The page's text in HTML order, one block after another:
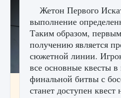
Все новые функции в
FC 25
Жетон Первого
выполнение
Таким образом,
получению является
сюжетной линии.
все основные квесты
финальной битвы с
станет доступен